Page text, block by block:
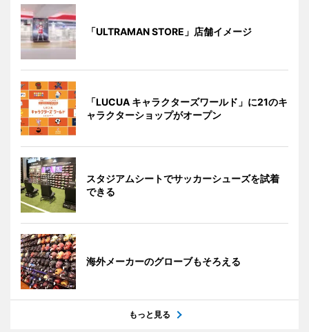
「ULTRAMAN STORE」店舗イメージ
「LUCUA キャラクターズワールド」に21のキ
ャラクターショップがオープン
スタジアムシートでサッカーシューズを試着
できる
海外メーカーのグローブもそろえる
もっと見る